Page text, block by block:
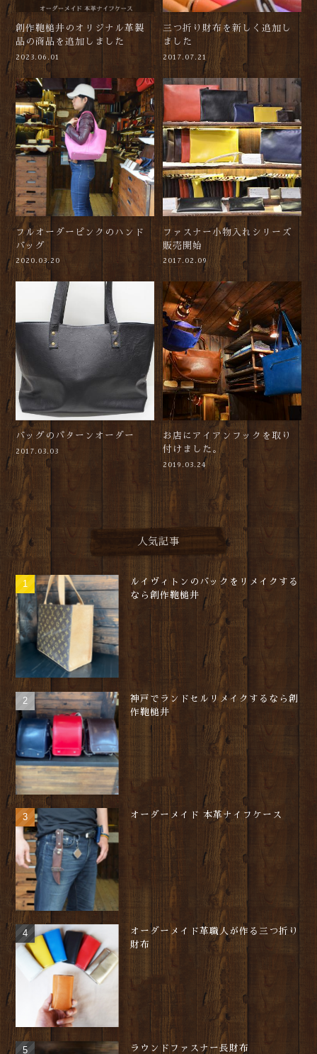
創作鞄槌井のオリジナル革製
品の商品を追加しました
2023.06.01
三つ折り財布を新しく追加し
ました
2017.07.21
フルオーダーピンクのハンド
バッグ
2020.03.20
ファスナー小物入れシリーズ
販売開始
2017.02.09
バッグのパターンオーダー
2017.03.03
お店にアイアンフックを取り
付けました。
2019.03.24
人気記事
ルイヴィトンのバックをリメイクする
なら創作鞄槌井
神戸でランドセルリメイクするなら創
作鞄槌井
オーダーメイド 本革ナイフケース
オーダーメイド革職人が作る三つ折り
財布
ラウンドファスナー長財布